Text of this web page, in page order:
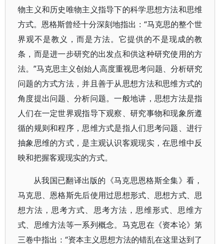
物主义和历史唯物主义指导下的科学思想方法和思维
方式。恩格斯曾经十分深刻地指出：“马克思的整个世
界观不是教义，而是方法。它提供的不是现成的教
条，而是进一步研究的出发点和供这种研究使用的方
法。”马克思主义创始人高度重视思考问题、分析研究
问题的方式方法，并且善于从思想方法和思维方式的
角度提出问题、分析问题。一般地讲，思想方法是指
人们在一定世界观指导下观察、研究事物和现象所遵
循的规则和程序，思维方式是指人们思考问题、进行
抽象思维的方式，是主观认识客观现实，在思维中反
映和把握客观现实的方式。
从我国已翻译出版的《马克思恩格斯全集》看，
马克思、恩格斯先后使用过思想形式、思想方式、思
想方法，思考方式、思考方法，思维形式、思维方
式、思维方法等一系列概念。马克思在《资本论》第
三卷中指出：“资本主义思想方法的错乱在这里达到了